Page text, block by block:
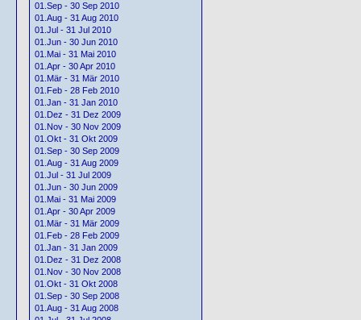
01.Sep - 30 Sep 2010
01.Aug - 31 Aug 2010
01.Jul - 31 Jul 2010
01.Jun - 30 Jun 2010
01.Mai - 31 Mai 2010
01.Apr - 30 Apr 2010
01.Mär - 31 Mär 2010
01.Feb - 28 Feb 2010
01.Jan - 31 Jan 2010
01.Dez - 31 Dez 2009
01.Nov - 30 Nov 2009
01.Okt - 31 Okt 2009
01.Sep - 30 Sep 2009
01.Aug - 31 Aug 2009
01.Jul - 31 Jul 2009
01.Jun - 30 Jun 2009
01.Mai - 31 Mai 2009
01.Apr - 30 Apr 2009
01.Mär - 31 Mär 2009
01.Feb - 28 Feb 2009
01.Jan - 31 Jan 2009
01.Dez - 31 Dez 2008
01.Nov - 30 Nov 2008
01.Okt - 31 Okt 2008
01.Sep - 30 Sep 2008
01.Aug - 31 Aug 2008